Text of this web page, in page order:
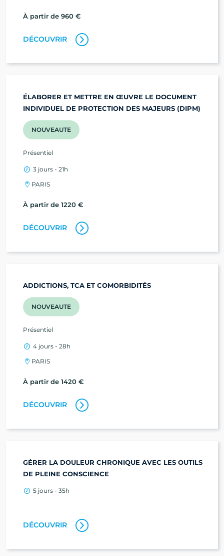
À partir de 960 €
DÉCOUVRIR
ÉLABORER ET METTRE EN ŒUVRE LE DOCUMENT
INDIVIDUEL DE PROTECTION DES MAJEURS (DIPM)
NOUVEAUTE
Présentiel
3 jours - 21h
PARIS
À partir de 1220 €
DÉCOUVRIR
ADDICTIONS, TCA ET COMORBIDITÉS
NOUVEAUTE
Présentiel
4 jours - 28h
PARIS
À partir de 1420 €
DÉCOUVRIR
GÉRER LA DOULEUR CHRONIQUE AVEC LES OUTILS
DE PLEINE CONSCIENCE
5 jours - 35h
DÉCOUVRIR